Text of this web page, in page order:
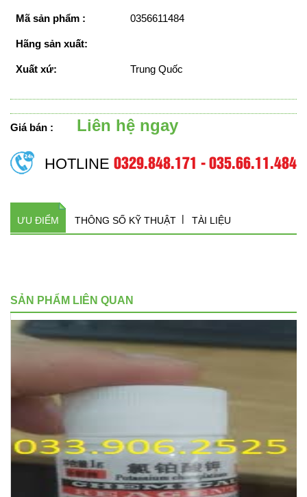
Mã sản phẩm : 0356611484
Hãng sản xuất:
Xuất xứ: Trung Quốc
Giá bán : Liên hệ ngay
HOTLINE 0329.848.171 - 035.66.11.484
ƯU ĐIỂM THÔNG SỐ KỸ THUẬT TÀI LIỆU
SẢN PHẨM LIÊN QUAN